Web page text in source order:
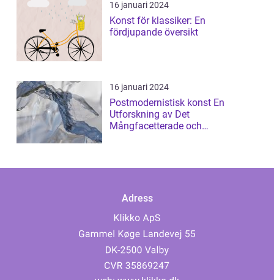
16 januari 2024
Konst för klassiker: En
fördjupande översikt
16 januari 2024
Postmodernistisk konst En
Utforskning av Det
Mångfacetterade och
Adress